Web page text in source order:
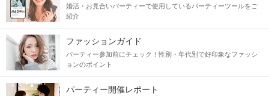
婚活・お見合いパーティーで使用しているパーティーツールをご
紹介
ファッションガイド
パーティー参加前にチェック！性別・年代別で好印象なファッシ
ョンのポイント
パーティー開催レポート